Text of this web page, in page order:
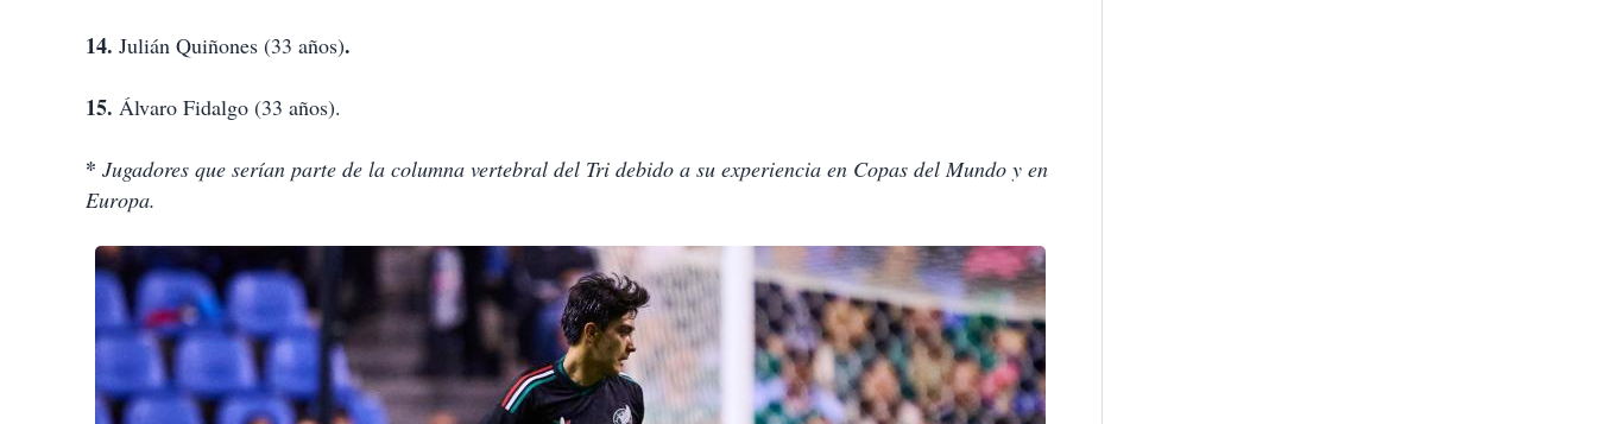
14. Julián Quiñones (33 años).
15. Álvaro Fidalgo (33 años).
* Jugadores que serían parte de la columna vertebral del Tri debido a su experiencia en Copas del Mundo y en
Europa.